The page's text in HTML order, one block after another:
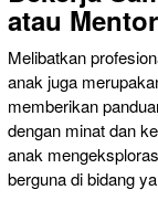
atau Mentor
Melibatkan
anak juga
memberikan
dengan minat dan
anak
berguna di bidang